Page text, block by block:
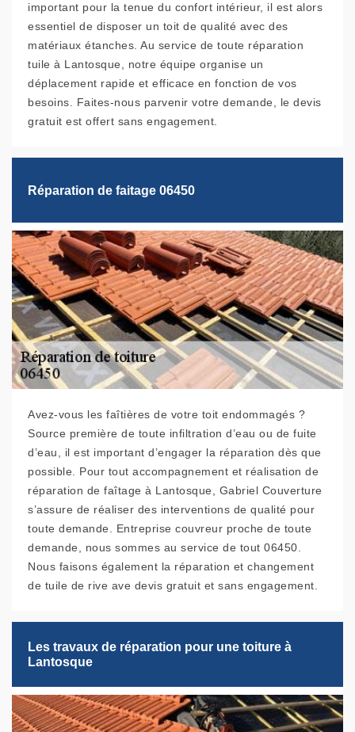
important pour la tenue du confort intérieur, il est alors
essentiel de disposer un toit de qualité avec des
matériaux étanches. Au service de toute réparation
tuile à Lantosque, notre équipe organise un
déplacement rapide et efficace en fonction de vos
besoins. Faites-nous parvenir votre demande, le devis
gratuit est offert sans engagement.
Réparation de faitage 06450
Avez-vous les faîtières de votre toit endommagés ?
Source première de toute infiltration d’eau ou de fuite
d’eau, il est important d’engager la réparation dès que
possible. Pour tout accompagnement et réalisation de
réparation de faîtage à Lantosque, Gabriel Couverture
s’assure de réaliser des interventions de qualité pour
toute demande. Entreprise couvreur proche de toute
demande, nous sommes au service de tout 06450.
Nous faisons également la réparation et changement
de tuile de rive ave devis gratuit et sans engagement.
Les travaux de réparation pour une toiture à
Lantosque